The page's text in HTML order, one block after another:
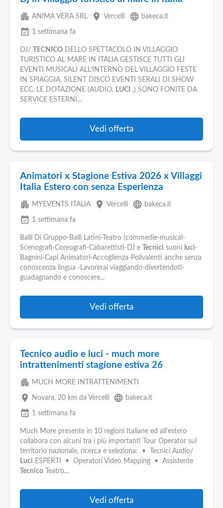
apartment ANIMA VERA SRL place Vercelli language bakeca.it
event_available 1 settimana fa
DJ/ TECNICO DELLO SPETTACOLO IN VILLAGGIO
TURISTICO AL MARE IN ITALIA GESTISCE TUTTI GLI
EVENTI MUSICALI ALL’INTERNO DEL VILLAGGIO FESTE
IN SPIAGGIA, SILENT DISCO EVENTI SERALI DI SHOW
ECC. LE DOTAZIONE (AUDIO, LUCI
,) SONO FONITE DA
SERVICE ESTERNI...
Vedi offerta
Animatori x Stagione Estiva 2026 x Villaggi
Italia Estero con senza Esperienza
apartment MYEVENTS ITALIA place Vercelli language bakeca.it
event_available 1 settimana fa
Balli Di Gruppo-Balli Latini-Teatro (commedie-musical-
Scenografi-Coreografi-Cabarettisti-DJ e
Tecnici suoni luci-
Bagnini-Capi Animatori-Accoglienza-Polivalenti anche senza
conoscenza lingua -Lavorerai viaggiando-divertendoti-
guadagnando e conoscere...
Vedi offerta
Tecnico audio e luci - much more
intrattenimenti stagione estiva 26
apartment MUCH MORE INTRATTENIMENTI
place Novara, 20 km da Vercelli language bakeca.it
event_available 1 settimana fa
Much More presente in 10 regioni Italiane ed all'estero
collabora con alcuni tra i più importanti Tour Operator sul
territorio nazionale, ricerca e seleziona: • Tecnici Audio/
Luci ESPERTI • Operatori Video Mapping • Assistente
Tecnico Teatro...
Vedi offerta